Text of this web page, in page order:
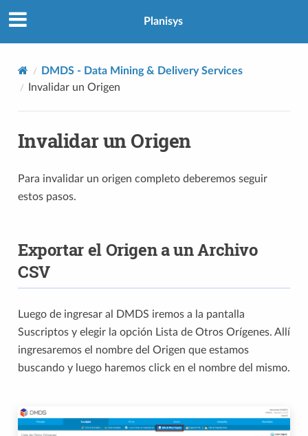
Planisys
DMDS - Data Mining & Delivery Services
Invalidar un Origen
Invalidar un Origen
Para invalidar un origen completo deberemos seguir
estos pasos.
Exportar el Origen a un Archivo
CSV
Luego de ingresar al DMDS iremos a la pantalla
Suscriptos y elegir la opción Lista de Otros Orígenes. Allí
ingresaremos el nombre del Origen que estamos
buscando y luego haremos click en el nombre del mismo.